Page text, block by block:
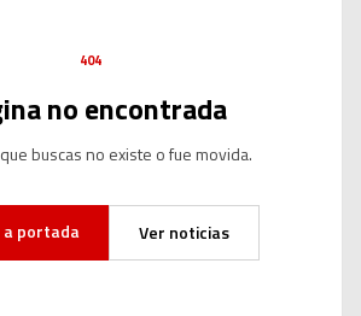
404
no encontrada
buscas no existe o fue movida.
a portada Ver noticias